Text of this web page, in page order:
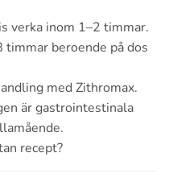
verka inom 1–2 timmar.
timmar beroende på dos
med Zithromax.
är gastrointestinala
recept?